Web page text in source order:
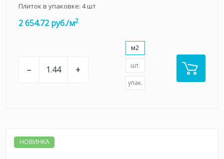
Плиток в упаковке: 4шт
2 654.72 руб./м2
– +
м2
шт.
упак.
НОВИНКА